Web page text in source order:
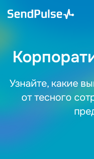
Узнайте, какие
от тесного